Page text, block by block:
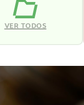
VER TODOS